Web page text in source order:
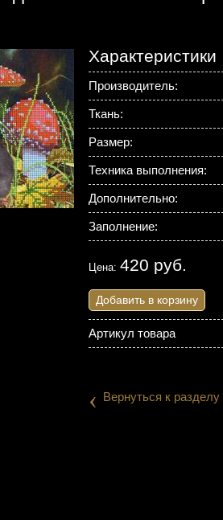
Характеристики
Производитель:
Ткань:
Размер:
Техника выполнения:
Дополнительно:
Заполнение:
Цена: 420 руб.
Добавить в корзину
Артикул товара
‹ Вернуться к разделу